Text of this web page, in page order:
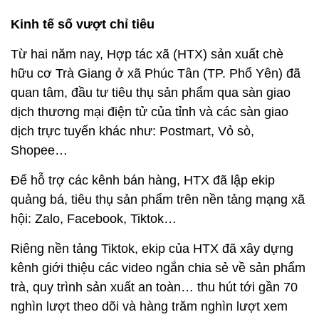
Kinh tế số vượt chỉ tiêu
Từ hai năm nay, Hợp tác xã (HTX) sản xuất chè
hữu cơ Trà Giang ở xã Phúc Tân (TP. Phổ Yên) đã
quan tâm, đầu tư tiêu thụ sản phẩm qua sàn giao
dịch thương mại điện tử của tỉnh và các sàn giao
dịch trực tuyến khác như: Postmart, Vỏ sò,
Shopee…
Để hỗ trợ các kênh bán hàng, HTX đã lập ekip
quảng bá, tiêu thụ sản phẩm trên nền tảng mạng xã
hội: Zalo, Facebook, Tiktok…
Riêng nền tảng Tiktok, ekip của HTX đã xây dựng
kênh giới thiệu các video ngắn chia sẻ về sản phẩm
trà, quy trình sản xuất an toàn… thu hút tới gần 70
nghìn lượt theo dõi và hàng trăm nghìn lượt xem